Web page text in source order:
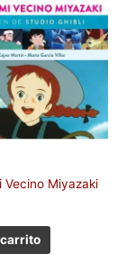
Vecino Miyazaki